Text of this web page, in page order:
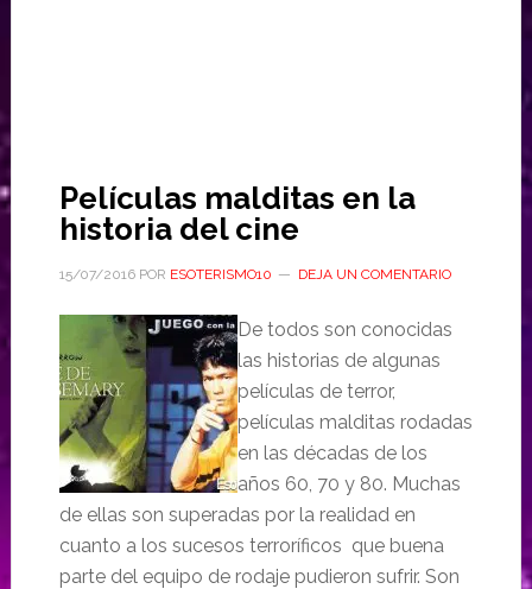
Películas malditas en la
historia del cine
15/07/2016POR ESOTERISMO10 DEJA UN COMENTARIO
De todos son conocidas
las historias de algunas
películas de terror,
películas malditas rodadas
en las décadas de los
años 60, 70 y 80. Muchas
de ellas son superadas por la realidad en
cuanto a los sucesos terroríficos que buena
parte del equipo de rodaje pudieron sufrir. Son